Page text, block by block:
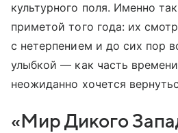
культурного поля. Именно
приметой того года: их
с нетерпением и до сих пор
улыбкой — как часть
неожиданно хочется
«Мир Дикого